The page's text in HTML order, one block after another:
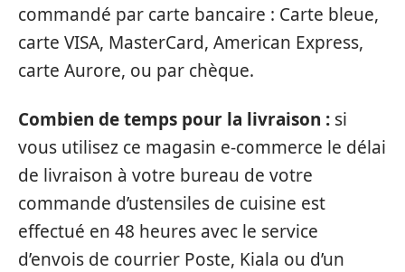
commandé par carte bancaire : Carte bleue,
carte VISA, MasterCard, American Express,
carte Aurore, ou par chèque.
Combien de temps pour la livraison : si
vous utilisez ce magasin e-commerce le délai
de livraison à votre bureau de votre
commande d’ustensiles de cuisine est
effectué en 48 heures avec le service
d’envois de courrier Poste, Kiala ou d’un